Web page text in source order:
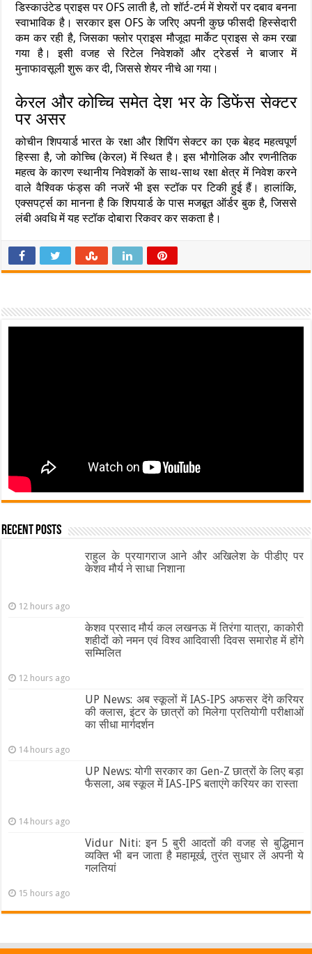
डिस्काउंटेड प्राइस पर OFS लाती है, तो शॉर्ट-टर्म में शेयरों पर दबाव बनना
स्वाभाविक है। सरकार इस OFS के जरिए अपनी कुछ फीसदी हिस्सेदारी
कम कर रही है, जिसका फ्लोर प्राइस मौजूदा मार्केट प्राइस से कम रखा
गया है। इसी वजह से रिटेल निवेशकों और ट्रेडर्स ने बाजार में
मुनाफावसूली शुरू कर दी, जिससे शेयर नीचे आ गया।
केरल और कोच्चि समेत देश भर के डिफेंस सेक्टर
पर असर
कोचीन शिपयार्ड भारत के रक्षा और शिपिंग सेक्टर का एक बेहद महत्वपूर्ण
हिस्सा है, जो कोच्चि (केरल) में स्थित है। इस भौगोलिक और रणनीतिक
महत्व के कारण स्थानीय निवेशकों के साथ-साथ रक्षा क्षेत्र में निवेश करने
वाले वैश्विक फंड्स की नजरें भी इस स्टॉक पर टिकी हुई हैं। हालांकि,
एक्सपर्ट्स का मानना है कि शिपयार्ड के पास मजबूत ऑर्डर बुक है, जिससे
लंबी अवधि में यह स्टॉक दोबारा रिकवर कर सकता है।
Recent Posts
राहुल के प्रयागराज आने और अखिलेश के पीडीए पर
केशव मौर्य ने साधा निशाना
12 hours ago
केशव प्रसाद मौर्य कल लखनऊ में तिरंगा यात्रा, काकोरी
शहीदों को नमन एवं विश्व आदिवासी दिवस समारोह में होंगे
सम्मिलित
12 hours ago
UP News: अब स्कूलों में IAS-IPS अफसर देंगे करियर
की क्लास, इंटर के छात्रों को मिलेगा प्रतियोगी परीक्षाओं
का सीधा मार्गदर्शन
14 hours ago
UP News: योगी सरकार का Gen-Z छात्रों के लिए बड़ा
फैसला, अब स्कूल में IAS-IPS बताएंगे करियर का रास्ता
14 hours ago
Vidur Niti: इन 5 बुरी आदतों की वजह से बुद्धिमान
व्यक्ति भी बन जाता है महामूर्ख, तुरंत सुधार लें अपनी ये
गलतियां
15 hours ago